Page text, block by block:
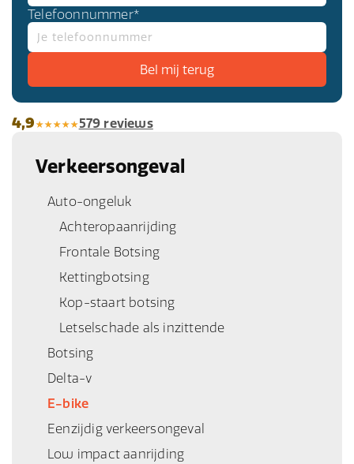
Telefoonnummer*
4,9 579 reviews
Verkeersongeval
Auto-ongeluk
Achteropaanrijding
Frontale Botsing
Kettingbotsing
Kop-staart botsing
Letselschade als inzittende
Botsing
Delta-v
E-bike
Eenzijdig verkeersongeval
Low impact aanrijding